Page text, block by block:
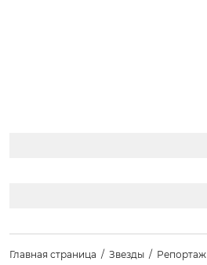
Главная страница Звезды Репортаж